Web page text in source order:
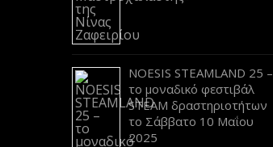
NOESIS STEAMLAND 25 –
το μοναδικό φεστιβάλ
STEAM δραστηριοτήτων
το Σάββατο 10 Μαΐου
2025